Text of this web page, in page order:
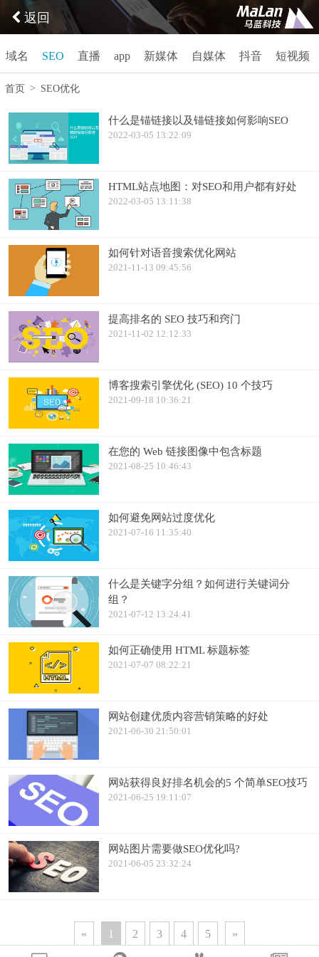
返回
域名 SEO 直播 app 新媒体 自媒体 抖音 短视频
首页 > SEO优化
什么是锚链接以及锚链接如何影响SEO
2022-03-05 13:22:09
HTML站点地图：对SEO和用户都有好处
2022-03-05 13:11:38
如何针对语音搜索优化网站
2021-11-13 09:45:56
提高排名的 SEO 技巧和窍门
2021-11-02 12:12:33
博客搜索引擎优化 (SEO) 10 个技巧
2021-09-18 10:36:21
在您的 Web 链接图像中包含标题
2021-08-25 10:46:43
如何避免网站过度优化
2021-07-16 11:35:40
什么是关键字分组？如何进行关键词分
组？
2021-07-12 13:24:41
如何正确使用 HTML 标题标签
2021-07-07 08:22:21
网站创建优质内容营销策略的好处
2021-06-30 21:50:01
网站获得良好排名机会的5 个简单SEO技巧
2021-06-25 19:11:07
网站图片需要做SEO优化吗?
2021-06-05 23:32:24
« 1 2 3 4 5 »